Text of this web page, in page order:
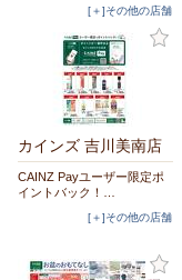
[＋]その他の店舗
カインズ 吉川美南店
CAINZ Payユーザー限定ポ
イントバック！…
[＋]その他の店舗